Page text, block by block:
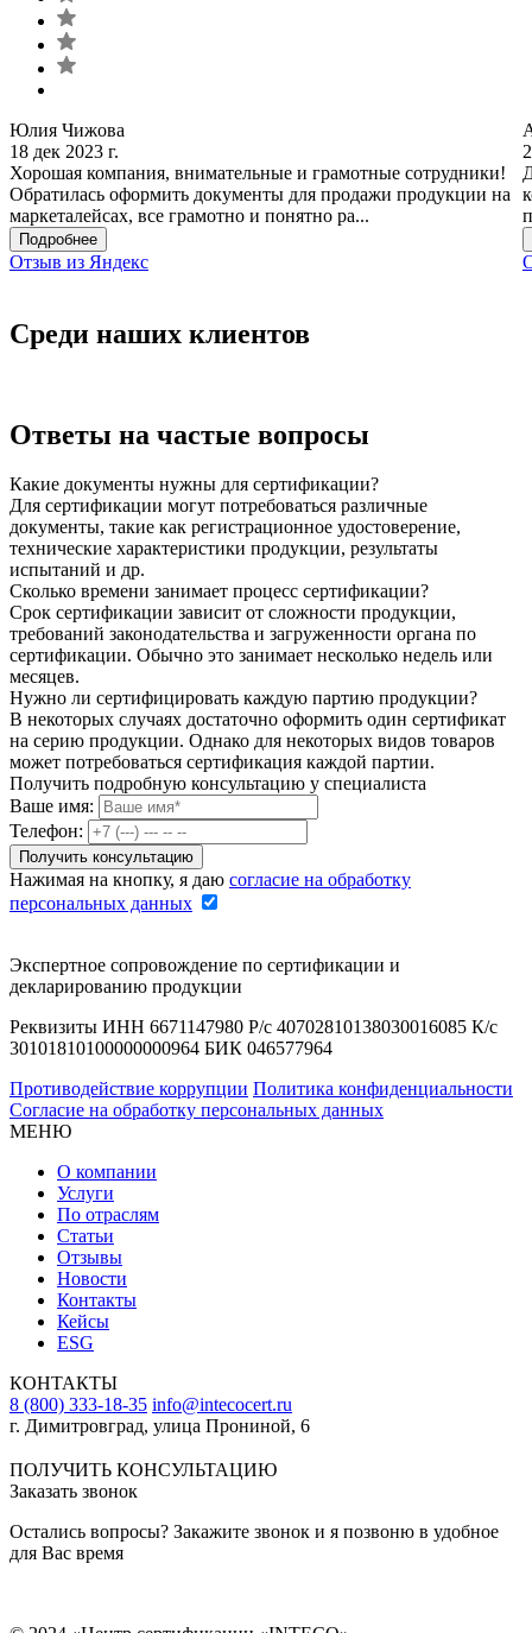
Юлия Чижова
18 дек 2023 г.
Хорошая компания, внимательные и грамотные сотрудники!
Обратилась оформить документы для продажи продукции на
маркеталейсах, все грамотно и понятно ра...
Подробнее
Отзыв из Яндекс
Среди наших клиентов
Ответы на частые вопросы
Какие документы нужны для сертификации?
Для сертификации могут потребоваться различные
документы, такие как регистрационное удостоверение,
технические характеристики продукции, результаты
испытаний и др.
Сколько времени занимает процесс сертификации?
Срок сертификации зависит от сложности продукции,
требований законодательства и загруженности органа по
сертификации. Обычно это занимает несколько недель или
месяцев.
Нужно ли сертифицировать каждую партию продукции?
В некоторых случаях достаточно оформить один сертификат
на серию продукции. Однако для некоторых видов товаров
может потребоваться сертификация каждой партии.
Получить подробную консультацию у специалиста
Ваше имя:
Телефон:
Нажимая на кнопку, я даю согласие на обработку
персональных данных
Экспертное сопровождение по сертификации и
декларированию продукции
Реквизиты ИНН 6671147980 Р/с 40702810138030016085 К/с
30101810100000000964 БИК 046577964
Противодействие коррупции Политика конфиденциальности
Согласие на обработку персональных данных
МЕНЮ
О компании
Услуги
По отраслям
Статьи
Отзывы
Новости
Контакты
Кейсы
ESG
КОНТАКТЫ
8 (800) 333-18-35 info@intecocert.ru
г. Димитровград, улица Прониной, 6
ПОЛУЧИТЬ КОНСУЛЬТАЦИЮ
Заказать звонок
Остались вопросы? Закажите звонок и я позвоню в удобное
для Вас время